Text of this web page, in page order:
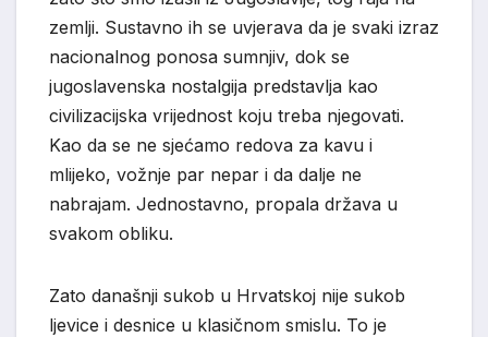
zemlji. Sustavno ih se uvjerava da je svaki izraz
nacionalnog ponosa sumnjiv, dok se
jugoslavenska nostalgija predstavlja kao
civilizacijska vrijednost koju treba njegovati.
Kao da se ne sjećamo redova za kavu i
mlijeko, vožnje par nepar i da dalje ne
nabrajam. Jednostavno, propala država u
svakom obliku.
Zato današnji sukob u Hrvatskoj nije sukob
ljevice i desnice u klasičnom smislu. To je